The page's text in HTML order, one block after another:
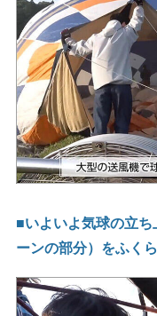
■いよいよ気球の立
ーンの部分）をふくら